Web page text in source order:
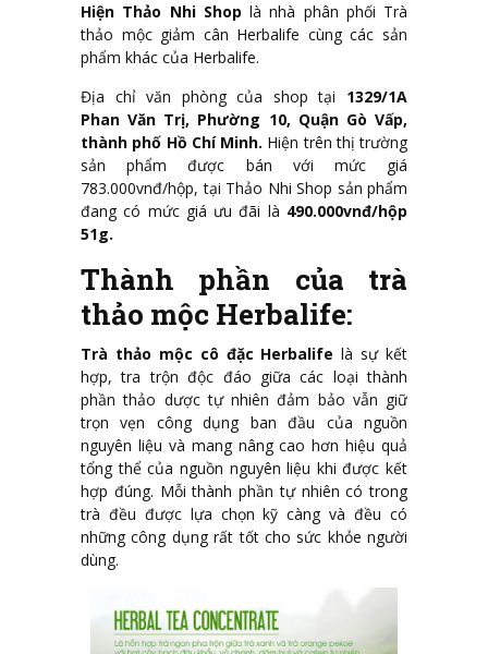
Hiện Thảo Nhi Shop là nhà phân phối Trà
thảo mộc giảm cân Herbalife cùng các sản
phẩm khác của Herbalife.
Địa chỉ văn phòng của shop tại 1329/1A
Phan Văn Trị, Phường 10, Quận Gò Vấp,
thành phố Hồ Chí Minh. Hiện trên thị trường
sản phẩm được bán với mức giá
783.000vnđ/hộp, tại Thảo Nhi Shop sản phẩm
đang có mức giá ưu đãi là 490.000vnđ/hộp
51g.
Thành phần của trà
thảo mộc Herbalife:
Trà thảo mộc cô đặc Herbalife là sự kết
hợp, tra trộn độc đáo giữa các loại thành
phần thảo dược tự nhiên đảm bảo vẫn giữ
trọn vẹn công dụng ban đầu của nguồn
nguyên liệu và mang nâng cao hơn hiệu quả
tổng thể của nguồn nguyên liệu khi được kết
hợp đúng. Mỗi thành phần tự nhiên có trong
trà đều được lựa chọn kỹ càng và đều có
những công dụng rất tốt cho sức khỏe người
dùng.